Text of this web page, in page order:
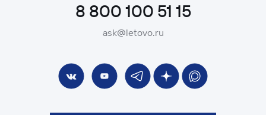
8 800 100 51 15
ask@letovo.ru